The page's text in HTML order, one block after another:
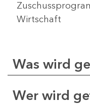
Wirtschaft
Was wird
Wer wird